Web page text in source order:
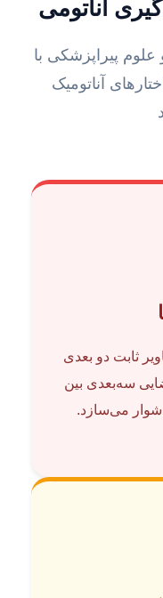
آناتومی
پیراپزشکی با
آناتومیک
ثابت دو بعدی
سه‌بعدی بین
می‌سازد.